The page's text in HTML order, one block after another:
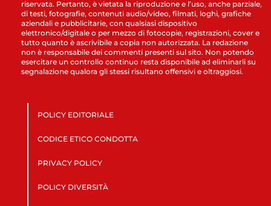
riservata. Pertanto, è vietata la riproduzione e l’uso, anche parziale,
di testi, fotografie, contenuti audio/video, filmati, loghi, grafiche
aziendali e pubblicitarie, con qualsiasi dispositivo
elettronico/digitale o per mezzo di fotocopie, registrazioni, cover e
tutto quanto è ascrivibile a copia non autorizzata. La redazione
non è responsabile dei commenti presenti sul sito. Non potendo
esercitare un controllo continuo resta disponibile ad eliminarli su
segnalazione qualora gli stessi risultano offensivi e oltraggiosi.
POLICY EDITORIALE
CODICE ETICO CONDOTTA
PRIVACY POLICY
POLICY DIVERSITÀ